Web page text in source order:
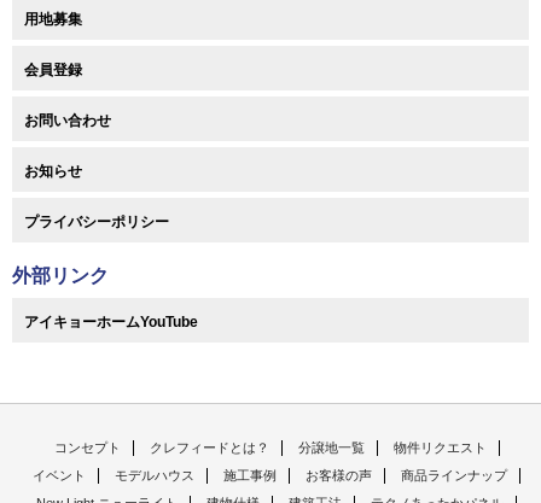
用地募集
会員登録
お問い合わせ
お知らせ
プライバシーポリシー
外部リンク
アイキョーホームYouTube
コンセプト クレフィードとは？ 分譲地一覧
物件リクエスト
イベント
モデルハウス 施工事例 お客様の声
商品ラインナップ